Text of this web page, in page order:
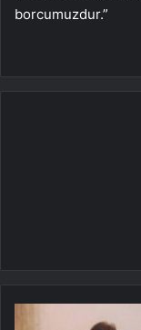
borcumuzdur.”